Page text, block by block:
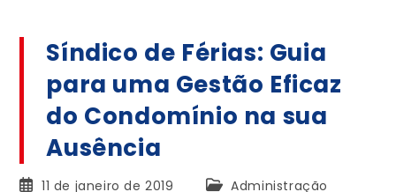
Síndico de Férias: Guia
para uma Gestão Eficaz
do Condomínio na sua
Ausência
11 de janeiro de 2019
Administração